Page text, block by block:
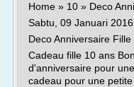
Home » 10 » Deco
Sabtu, 09 Januari
Deco Anniversaire Fille
Cadeau fille 10 ans
d'anniversaire pour
cadeau pour une